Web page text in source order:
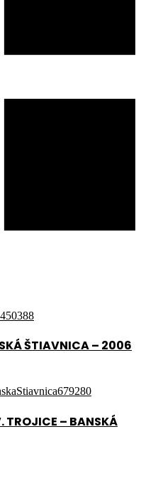
ŠTIAVNICA – 2006
TROJICE – BANSKÁ